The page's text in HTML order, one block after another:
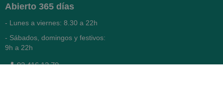
Abierto 365 días
- Lunes a viernes: 8.30 a 22h
- Sábados, domingos y festivos:
9h a 22h
93 416 12 70